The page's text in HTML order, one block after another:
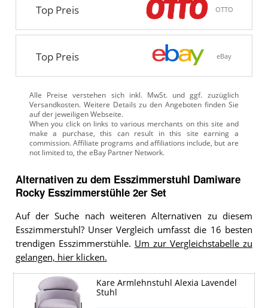
Top Preis OTTO
Top Preis eBay
Alle Preise verstehen sich inkl. MwSt. und ggf. zuzüglich
Versandkosten. Weitere Details zu den Angeboten finden Sie
auf der jeweiligen Webseite.
Alternativen zu dem Esszimmerstuhl Damiware
Rocky Esszimmerstühle 2er Set
Auf der Suche nach weiteren Alternativen zu diesem
Esszimmerstuhl? Unser Vergleich umfasst die 16 besten
trendigen Esszimmerstühle. Um zur Vergleichstabelle zu
gelangen, hier klicken.
Kare Armlehnstuhl Alexia Lavendel
Stuhl